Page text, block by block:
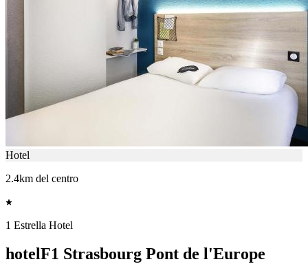
Hotel
2.4km del centro
1 Estrella Hotel
hotelF1 Strasbourg Pont de l'Europe